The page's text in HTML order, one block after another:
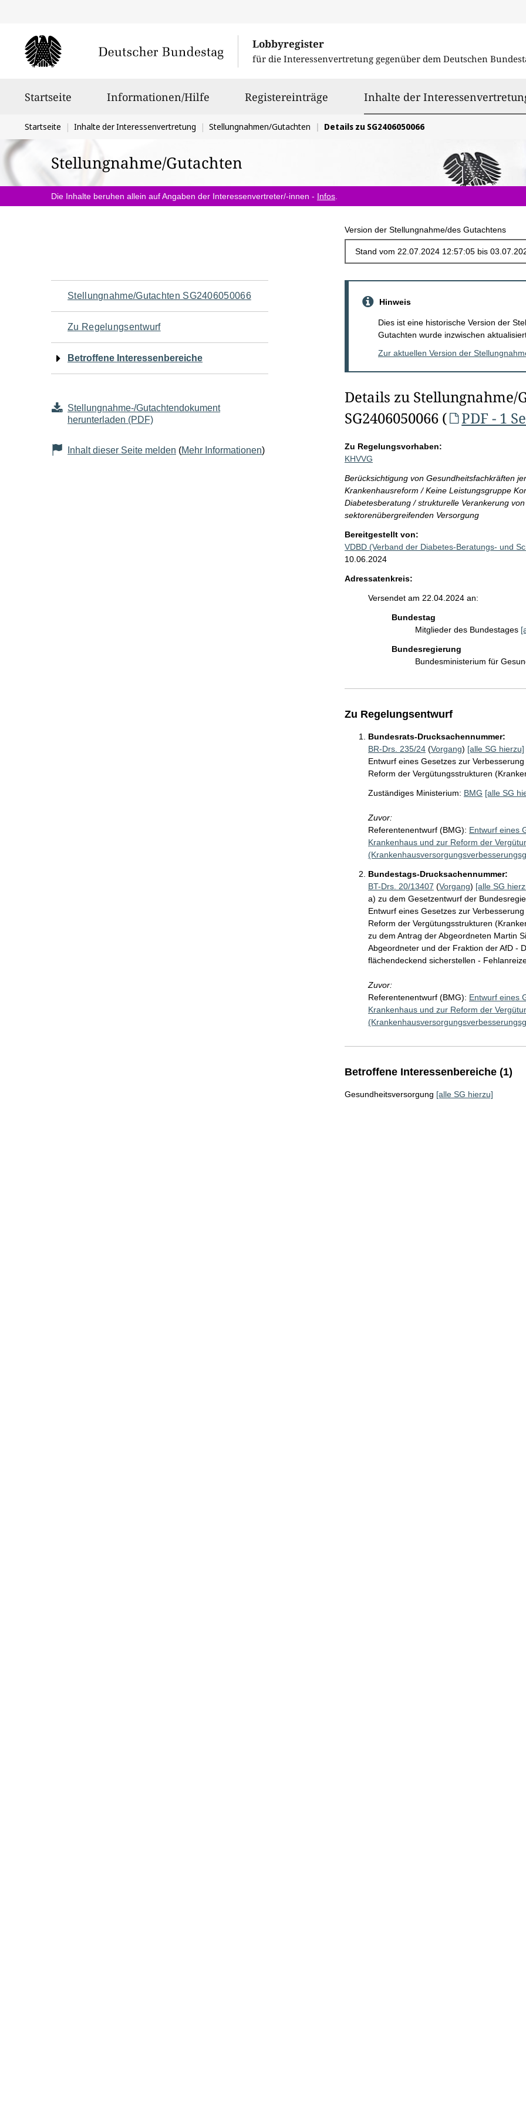
Lobbyregister
für die Interessenvertretung gegenüber dem Deutschen
Startseite Informationen/Hilfe Registereinträge Inhalte der
Sie
befinden
sich
hier:
Startseite Inhalte der Interessenvertretung Stellungnahmen/Gutachten Details zu SG2406050066
Stellungnahme/Gutachten
Die Inhalte beruhen allein auf Angaben der Interessenvertreter/-innen - Infos
Version der Stellungnahme/des Gutachtens
Navigation
für
den
Seiteninhalt
Stellungnahme/Gutachten SG2406050066
Zu Regelungsentwurf
Betroffene Interessenbereiche
Stellungnahme-/Gutachtendokument
herunterladen (PDF)
Inhalt dieser Seite melden (Mehr Informationen)
Hinweis
Dies ist eine historische Version der
Gutachten wurde inzwischen
Zur aktuellen Version der
Details zu Stellungnahme/
SG2406050066 (
PDF - 1
Zu Regelungsvorhaben:
KHVVG
Berücksichtigung von Gesundheitsfachkräften
Krankenhausreform / Keine Leistungsgruppe
Diabetesberatung / strukturelle Verankerung
sektorenübergreifenden Versorgung
Bereitgestellt von:
VDBD (Verband der Diabetes-Beratungs- und
10.06.2024
Adressatenkreis:
Versendet am 22.04.2024 an:
Bundestag
Mitglieder des Bundestages
Bundesregierung
Bundesministerium für
Zu Regelungsentwurf
Bundesrats-Drucksachennummer:
BR-Drs. 235/24(Vorgang) [alle SG hierzu]
Entwurf eines Gesetzes zur
Reform der Vergütungsstrukturen
Zuständiges Ministerium: BMG [alle SG
Zuvor:
Referentenentwurf (BMG): Entwurf eines
Krankenhaus und zur Reform der
Bundestags-Drucksachennummer:
BT-Drs. 20/13407 (Vorgang) [alle SG
a) zu dem Gesetzentwurf der
Entwurf eines Gesetzes zur
Reform der Vergütungsstrukturen
zu dem Antrag der Abgeordneten Martin
Abgeordneter und der Fraktion der AfD -
flächendeckend sicherstellen -
Zuvor:
Referentenentwurf (BMG): Entwurf eines
Krankenhaus und zur Reform der
Betroffene Interessenbereiche (1)
Gesundheitsversorgung [alle SG hierzu]